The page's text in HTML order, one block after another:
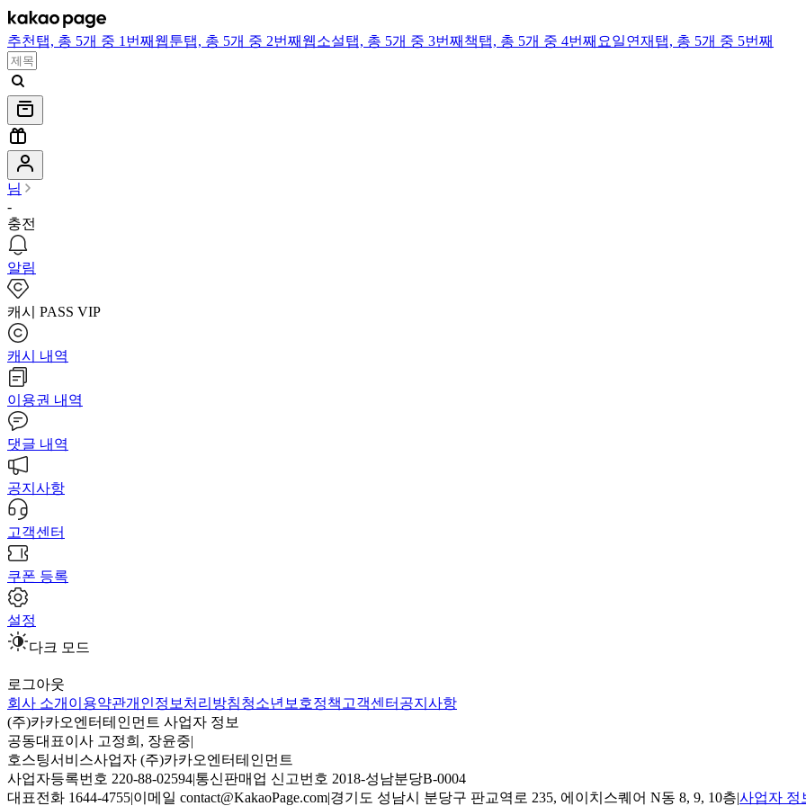
추천 탭, 총 5개 중 1번째 웹툰탭, 총 5개 중 2번째 웹소설탭, 총 5개 중 3번째 책탭, 총 5개 중 4번째 요일연재 탭, 총 5개 중 5번째
님
-
충전
알림
캐시 PASS VIP
캐시 내역
이용권 내역
댓글 내역
공지사항
고객센터
쿠폰 등록
설정
다크 모드
로그아웃
회사 소개 이용약관개인정보처리방침청소년보호정책 고객센터 공지사항
(주)카카오엔터테인먼트 사업자 정보
공동대표이사 고정희, 장윤중|
호스팅서비스사업자 (주)카카오엔터테인먼트
사업자등록번호 220-88-02594|통신판매업 신고번호 2018-성남분당B-0004
대표전화 1644-4755|이메일 contact@KakaoPage.com|경기도 성남시 분당구 판교역로 235, 에이치스퀘어 N동 8, 9, 10층|사업자 정